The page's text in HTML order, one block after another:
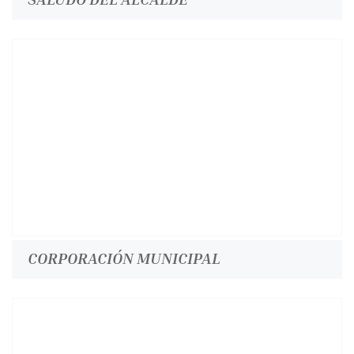
CORPORACIÓN MUNICIPAL